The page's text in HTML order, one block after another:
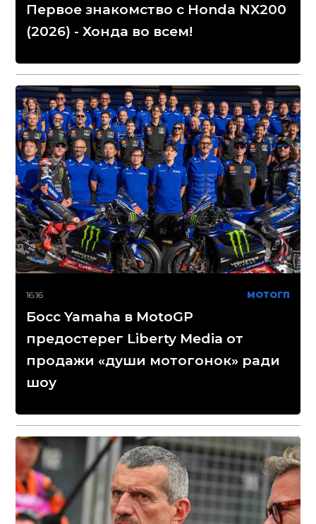
Первое знакомство с Honda NX200
(2026) - Хонда во всем!
16:16 МОТОГП
Босс Yamaha в MotoGP
предостерег Liberty Media от
продажи «души мотогонок» ради
шоу